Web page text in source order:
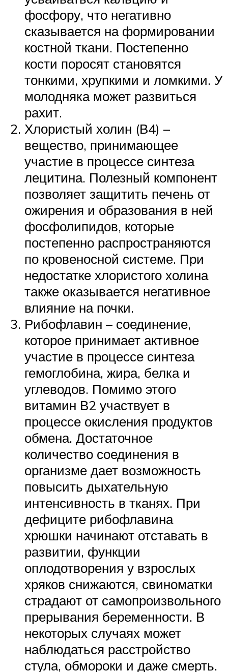
фосфору, что негативно
сказывается на формировании
костной ткани. Постепенно
кости поросят становятся
тонкими, хрупкими и ломкими. У
молодняка может развиться
рахит.
Хлористый холин (В4) –
вещество, принимающее
участие в процессе синтеза
лецитина. Полезный компонент
позволяет защитить печень от
ожирения и образования в ней
фосфолипидов, которые
постепенно распространяются
по кровеносной системе. При
недостатке хлористого холина
также оказывается негативное
влияние на почки.
Рибофлавин – соединение,
которое принимает активное
участие в процессе синтеза
гемоглобина, жира, белка и
углеводов. Помимо этого
витамин В2 участвует в
процессе окисления продуктов
обмена. Достаточное
количество соединения в
организме дает возможность
повысить дыхательную
интенсивность в тканях. При
дефиците рибофлавина
хрюшки начинают отставать в
развитии, функции
оплодотворения у взрослых
хряков снижаются, свиноматки
страдают от самопроизвольного
прерывания беременности. В
некоторых случаях может
наблюдаться расстройство
стула, обмороки и даже смерть.